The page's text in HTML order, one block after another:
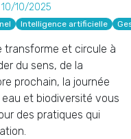
10/10/2025
Intelligence artificielle
transforme et circule à
du sens, de la
prochain, la journée
et biodiversité vous
des pratiques qui